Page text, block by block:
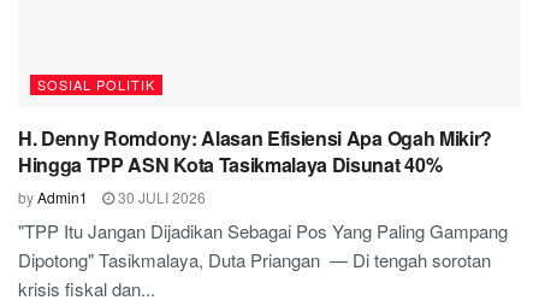
SOSIAL POLITIK
H. Denny Romdony: Alasan Efisiensi Apa Ogah Mikir?
Hingga TPP ASN Kota Tasikmalaya Disunat 40%
byAdmin1 30 JULI 2026
"TPP Itu Jangan Dijadikan Sebagai Pos Yang Paling Gampang
Dipotong" Tasikmalaya, Duta Priangan — Di tengah sorotan
krisis fiskal dan...